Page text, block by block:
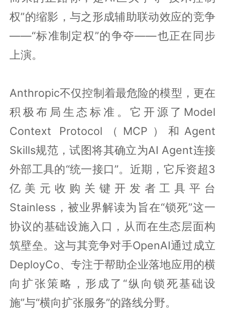
权”的缩影，与之形成辅助联动效应的竞争
——“标准制定权”的争夺——也正在同步
上演。
Anthropic不仅控制着最危险的模型，更在
积极布局生态标准。它开源了Model
Context Protocol（MCP）和Agent
Skills规范，试图将其确立为AI Agent连接
外部工具的“统一接口”。近期，它斥资超3
亿美元收购关键开发者工具平台
Stainless，被业界解读为旨在“锁死”这一
协议的基础设施入口，从而在生态层面构
筑壁垒。这与其竞争对手OpenAI通过成立
DeployCo、专注于帮助企业落地应用的横
向扩张策略，形成了“纵向锁死基础设
施”与“横向扩张服务”的路线分野。